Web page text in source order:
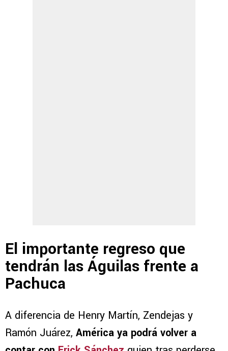
El importante regreso que
tendrán las Águilas frente a
Pachuca
A diferencia de Henry Martín, Zendejas y
Ramón Juárez, América ya podrá volver a